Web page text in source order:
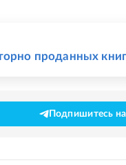
проданных
Подпишитесь на